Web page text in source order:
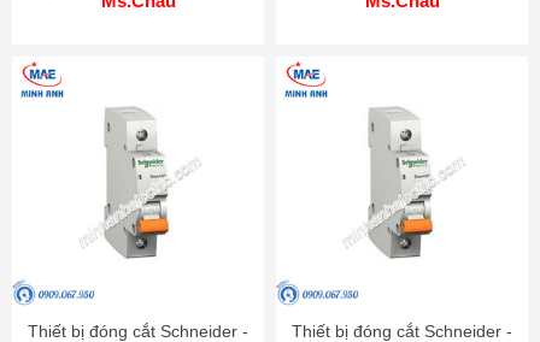
Thiết bị đóng cắt Schneider -
Thiết bị đóng cắt Schneider -